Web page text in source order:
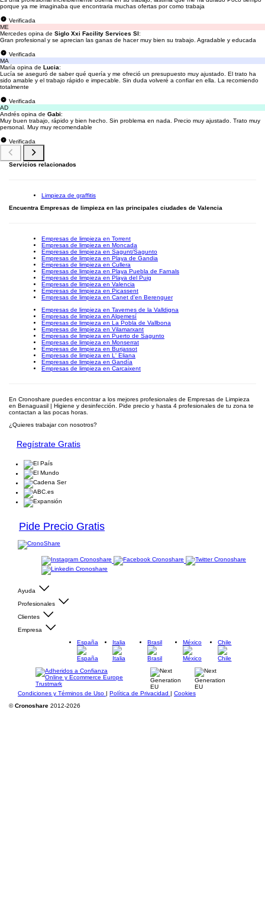
porque ya me imaginaba que encontraria muchas ofertas por como trabaja
Verificada
ME
Mercedes opina de Siglo Xxi Facility Services Sl:
Gran profesional y se aprecian las ganas de hacer muy bien su trabajo. Agradable y educada
Verificada
MA
María opina de Lucia:
Lucía se aseguró de saber qué quería y me ofreció un presupuesto muy ajustado. El trato ha
sido amable y el trabajo rápido e impecable. Sin duda volveré a confiar en ella. La recomiendo
totalmente
Verificada
AD
Andrés opina de Gabi:
Muy buen trabajo, rápido y bien hecho. Sin problema en nada. Precio muy ajustado. Trato muy
personal. Muy muy recomendable
Verificada
Servicios relacionados
Limpieza de graffitis
Encuentra Empresas de limpieza en las principales ciudades de Valencia
Empresas de limpieza en Torrent
Empresas de limpieza en Moncada
Empresas de limpieza en Sagunt/Sagunto
Empresas de limpieza en Playa de Gandia
Empresas de limpieza en Cullera
Empresas de limpieza en Playa Puebla de Farnals
Empresas de limpieza en Playa del Puig
Empresas de limpieza en Valencia
Empresas de limpieza en Picassent
Empresas de limpieza en Canet d'en Berenguer
Empresas de limpieza en Tavernes de la Valldigna
Empresas de limpieza en Algemesí
Empresas de limpieza en La Pobla de Vallbona
Empresas de limpieza en Vilamarxant
Empresas de limpieza en Puerto de Sagunto
Empresas de limpieza en Monserrat
Empresas de limpieza en Burjassot
Empresas de limpieza en L' Eliana
Empresas de limpieza en Gandía
Empresas de limpieza en Carcaixent
En Cronoshare puedes encontrar a los mejores profesionales de Empresas de Limpieza
en Benaguasil | Higiene y desinfección. Pide precio y hasta 4 profesionales de tu zona te
contactan a las pocas horas.
¿Quieres trabajar con nosotros?
Regístrate Gratis
Pide Precio Gratis
Ayuda
Profesionales
Clientes
Empresa
España
Italia Brasil México Chile
Condiciones y Términos de Uso | Política de Privacidad | Cookies
©Cronoshare 2012-2026